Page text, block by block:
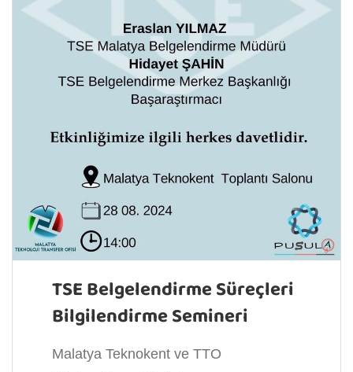
TSE Belgelendirme Süreçleri
Bilgilendirme Semineri
Malatya Teknokent ve TTO